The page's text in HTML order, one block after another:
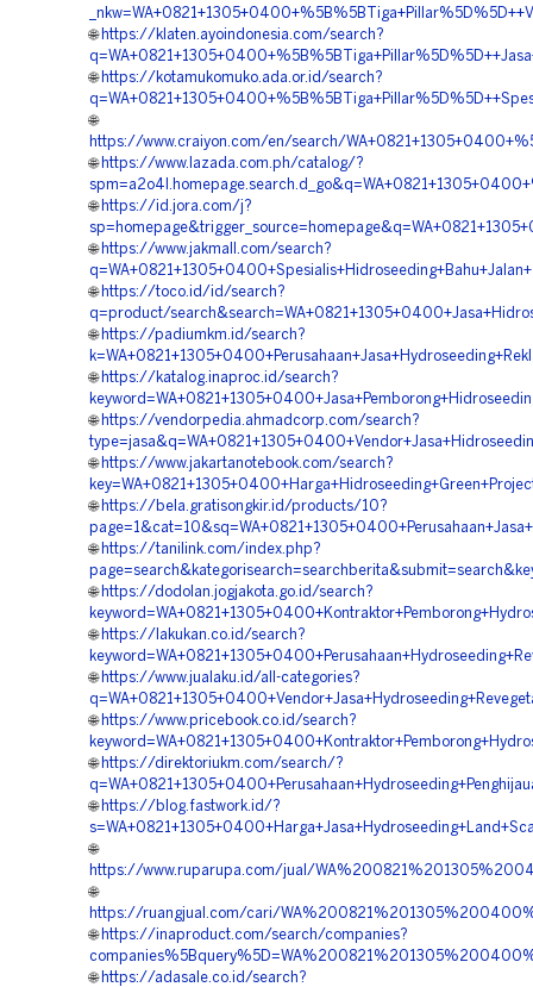
🌐 https://klaten.ayoindonesia.com/search?
🌐 https://kotamukomuko.ada.or.id/search?
🌐
https://www.craiyon.com/en/search/
🌐 https://www.lazada.com.ph/catalog/?
🌐 https://id.jora.com/j?
🌐 https://www.jakmall.com/search?
🌐 https://toco.id/id/search?
q=product/
🌐 https://padiumkm.id/search?
🌐 https://katalog.inaproc.id/search?
🌐 https://vendorpedia.ahmadcorp.com/search?
🌐 https://www.jakartanotebook.com/search?
🌐 https://bela.gratisongkir.id/products/10?
🌐 https://tanilink.com/index.php?
🌐 https://dodolan.jogjakota.go.id/search?
🌐 https://lakukan.co.id/search?
🌐 https://www.jualaku.id/all-categories?
🌐 https://www.pricebook.co.id/search?
🌐 https://direktoriukm.com/search/?
🌐 https://blog.fastwork.id/?
🌐
https://www.ruparupa.com/jual/
🌐
https://ruangjual.com/cari/
🌐 https://inaproduct.com/search/companies?
🌐 https://adasale.co.id/search?